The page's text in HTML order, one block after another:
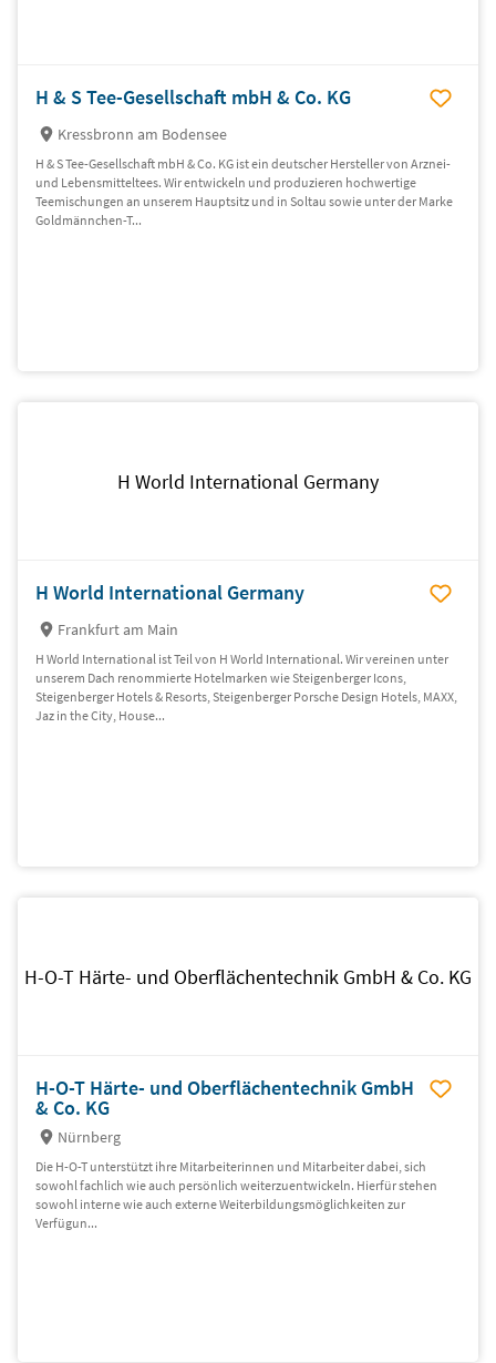
H & S Tee-Gesellschaft mbH & Co. KG
Kressbronn am Bodensee
H & S Tee-Gesellschaft mbH & Co. KG ist ein deutscher Hersteller von Arznei-
und Lebensmitteltees. Wir entwickeln und produzieren hochwertige
Teemischungen an unserem Hauptsitz und in Soltau sowie unter der Marke
Goldmännchen-T...
H World International Germany
H World International Germany
Frankfurt am Main
H World International ist Teil von H World International. Wir vereinen unter
unserem Dach renommierte Hotelmarken wie Steigenberger Icons,
Steigenberger Hotels & Resorts, Steigenberger Porsche Design Hotels, MAXX,
Jaz in the City, House...
H-O-T Härte- und Oberflächentechnik GmbH & Co. KG
H-O-T Härte- und Oberflächentechnik GmbH
& Co. KG
Nürnberg
Die H-O-T unterstützt ihre Mitarbeiterinnen und Mitarbeiter dabei, sich
sowohl fachlich wie auch persönlich weiterzuentwickeln. Hierfür stehen
sowohl interne wie auch externe Weiterbildungsmöglichkeiten zur
Verfügun...